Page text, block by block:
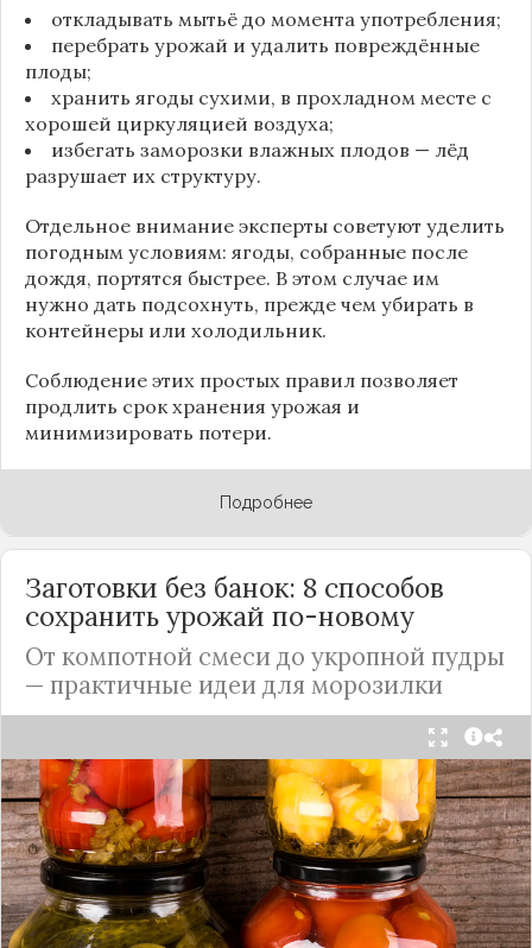
откладывать мытьё до момента употребления;
перебрать урожай и удалить повреждённые
плоды;
хранить ягоды сухими, в прохладном месте с
хорошей циркуляцией воздуха;
избегать заморозки влажных плодов — лёд
разрушает их структуру.
Отдельное внимание эксперты советуют уделить
погодным условиям: ягоды, собранные после
дождя, портятся быстрее. В этом случае им
нужно дать подсохнуть, прежде чем убирать в
контейнеры или холодильник.
Соблюдение этих простых правил позволяет
продлить срок хранения урожая и
минимизировать потери.
Подробнее
Заготовки без банок: 8 способов
сохранить урожай по-новому
От компотной смеси до укропной пудры
— практичные идеи для морозилки
Каждый год, когда приходит пора богатого
урожая, я стараюсь сохранить максимум летних
витаминов. Закатки в банки — это, безусловно,
классика, которая никуда не уходит из нашей
жизни. Но современный подход к хранению
продуктов показывает, что есть и более простые,
быстрые и удобные способы.